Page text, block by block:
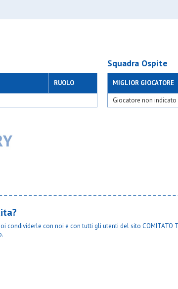
RUOLO
Squadra Ospite
MIGLIOR GIOCATORE
Giocatore non indicato
con noi e con tutti gli utenti del sito COMITATO